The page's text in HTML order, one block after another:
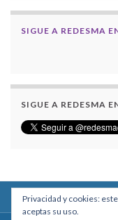
SIGUE A REDESMA
SIGUE A REDESMA
Privacidad y cookies:
aceptas su uso.